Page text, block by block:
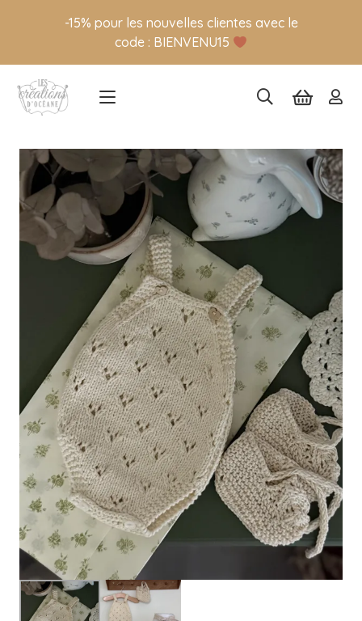
-15% pour les nouvelles clientes avec le
code : BIENVENU15